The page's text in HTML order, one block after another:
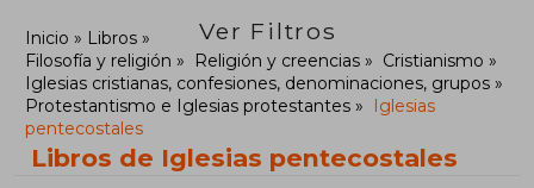
Ver Filtros
Inicio
Libros
Filosofía y religión
Religión y creencias
Cristianismo
Iglesias cristianas, confesiones, denominaciones, grupos
Protestantismo e Iglesias protestantes
Iglesias
pentecostales
Libros de Iglesias pentecostales